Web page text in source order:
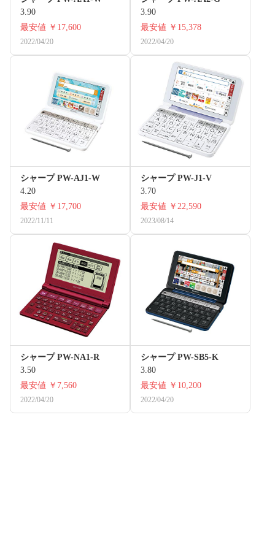
3.90
最安値 ￥17,600
2022/04/20
3.90
最安値 ￥15,378
2022/04/20
シャープ PW-AJ1-W
4.20
最安値 ￥17,700
2022/11/11
シャープ PW-J1-V
3.70
最安値 ￥22,590
2023/08/14
シャープ PW-NA1-R
3.50
最安値 ￥7,560
2022/04/20
シャープ PW-SB5-K
3.80
最安値 ￥10,200
2022/04/20